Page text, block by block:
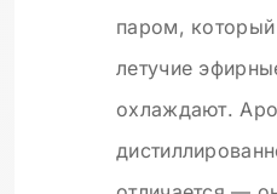
паром,
летучие
охлаждают.